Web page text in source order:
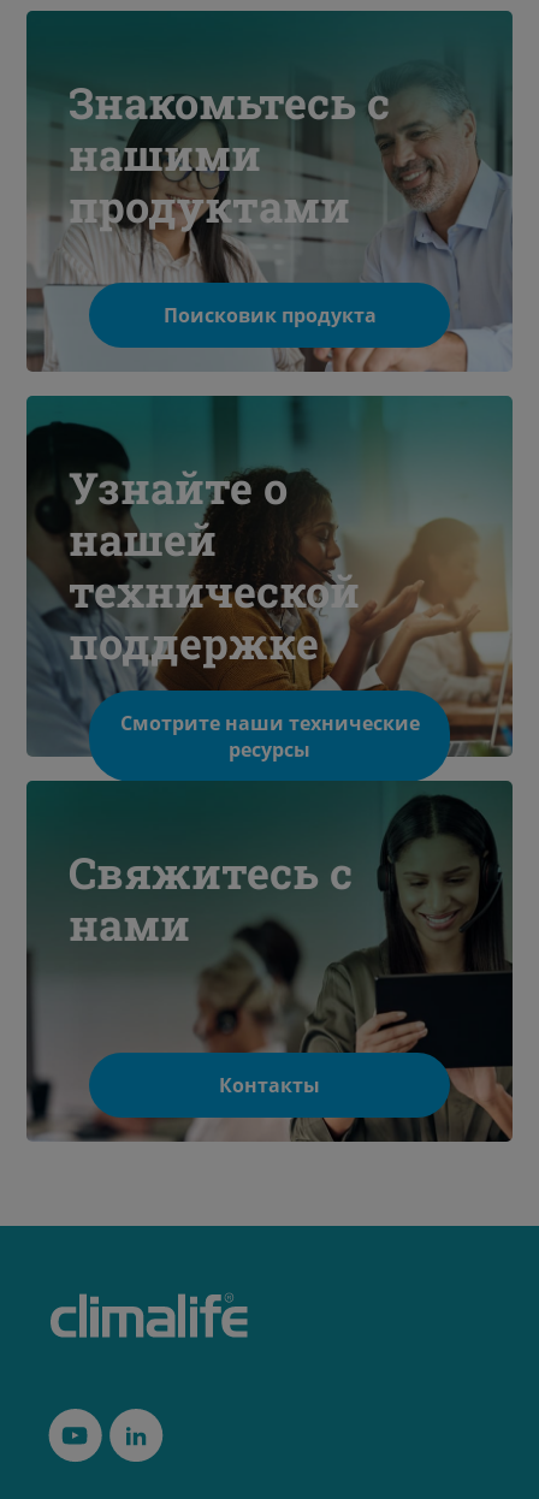
Знакомьтесь с
нашими
продуктами
Поисковик продукта
Узнайте о
нашей
технической
поддержке
Смотрите наши технические
ресурсы
Свяжитесь с
нами
Контакты